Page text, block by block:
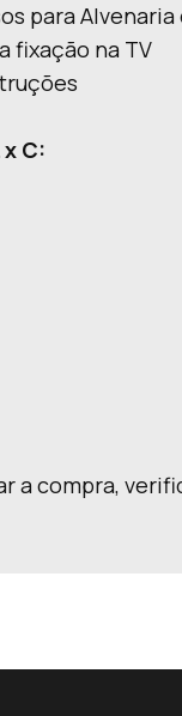
para
fixação na TV
C:
a compra,